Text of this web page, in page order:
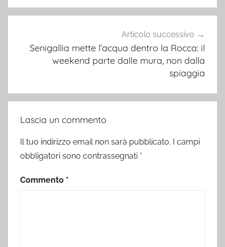
Articolo successivo
Senigallia mette l’acqua dentro la Rocca: il
weekend parte dalle mura, non dalla
spiaggia
Lascia un commento
Il tuo indirizzo email non sarà pubblicato. I campi
obbligatori sono contrassegnati *
Commento *